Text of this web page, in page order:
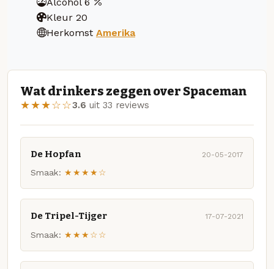
Kleur 20
Herkomst Amerika
Wat drinkers zeggen over Spaceman
★★★☆☆3.6 uit 33 reviews
De Hopfan 20-05-2017
Smaak: ★★★★☆
De Tripel-Tijger 17-07-2021
Smaak: ★★★☆☆